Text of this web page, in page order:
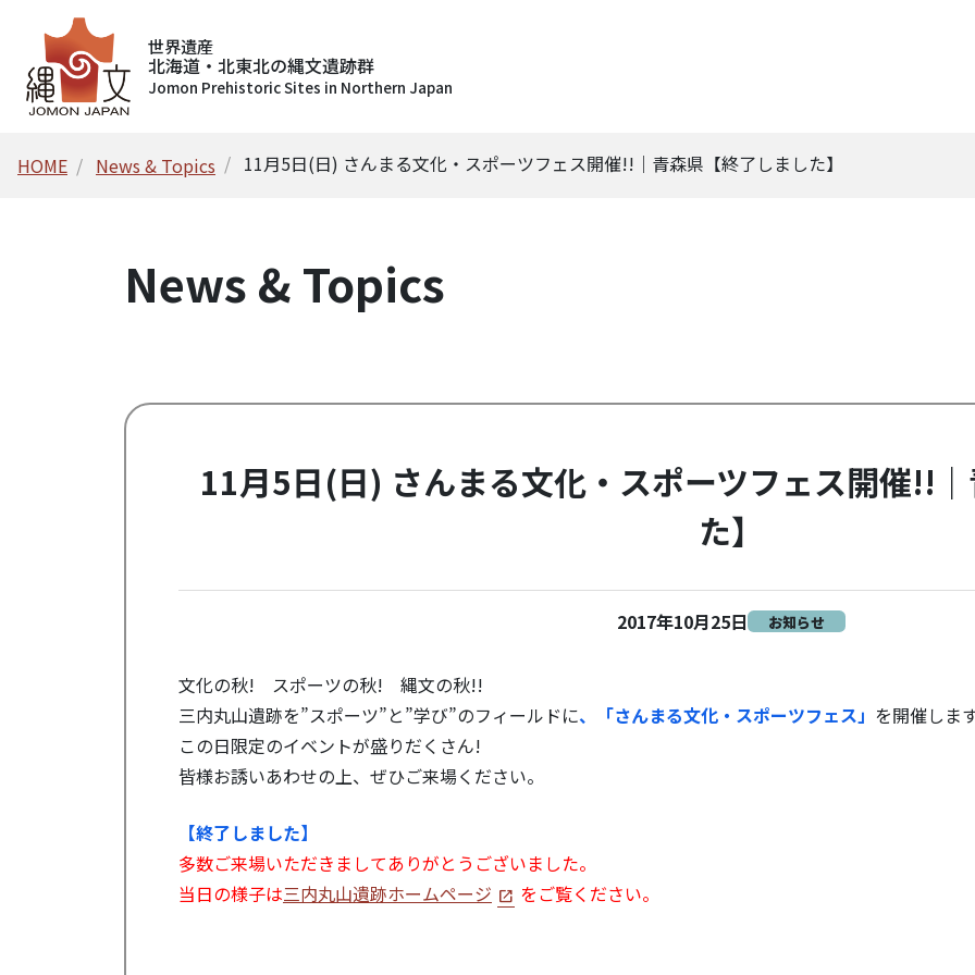
世界遺産
北海道・北東北の縄文遺跡群
Jomon Prehistoric Sites in Northern Japan
HOME News & Topics 11月5日(日) さんまる文化・スポーツフェス開催!!｜青森県【終了しました】
News & Topics
11月5日(日) さんまる文化・スポーツフェス開催!!
た】
2017年10月25日 お知らせ
文化の秋! スポーツの秋! 縄文の秋!!
三内丸山遺跡を”スポーツ”と”学び”のフィールドに、「さんまる文化・スポーツフェス」 を開催しま
この日限定のイベントが盛りだくさん!
皆様お誘いあわせの上、ぜひご来場ください。
【終了しました】
多数ご来場いただきましてありがとうございました。
当日の様子は三内丸山遺跡ホームページ をご覧ください。